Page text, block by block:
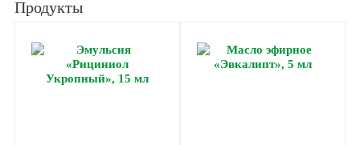
Продукты